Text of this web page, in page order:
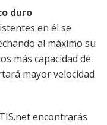
duro
en él se
al máximo su
más capacidad de
mayor velocidad
encontrarás